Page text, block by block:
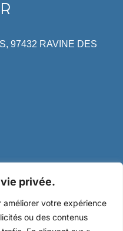
privée.
améliorer votre expérience
ou des contenus
97432 RAVINE DES
Européenne dans le
Réunion dont
Réunion. L’Europe
fonds FEDER.